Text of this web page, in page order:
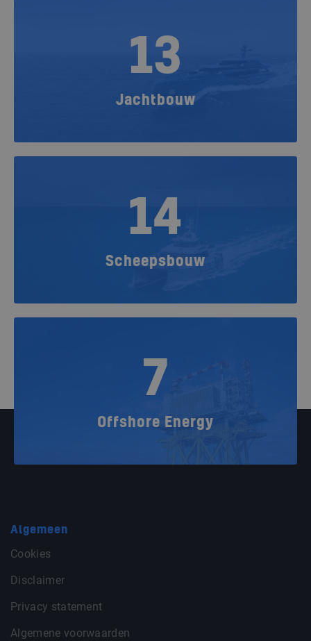
13
Jachtbouw
14
Scheepsbouw
7
Offshore Energy
Algemeen
Cookies
Disclaimer
Privacy statement
Algemene voorwaarden